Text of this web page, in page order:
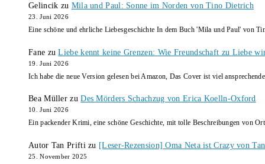
Gelincik zu Mila und Paul: Sonne im Norden von Tino Dietrich
23. Juni 2026
Eine schöne und ehrliche Liebesgeschichte In dem Buch 'Mila und Paul' von
Fane zuLiebe kennt keine Grenzen: Wie Freundschaft zu Liebe
19. Juni 2026
Ich habe die neue Version gelesen bei Amazon, Das Cover ist viel
Bea Müller zuDes Mörders Schachzug von Erica Koelln-Oxford
10. Juni 2026
Ein packender Krimi, eine schöne Geschichte, mit tolle Beschreibungen von
Autor Tan Prifti zu [Leser-Rezension] Oma Neta ist Crazy von
25. November 2025